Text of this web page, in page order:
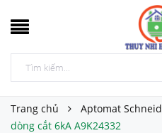
Trang chủ Aptomat
dòng cắt 6kA A9K24332